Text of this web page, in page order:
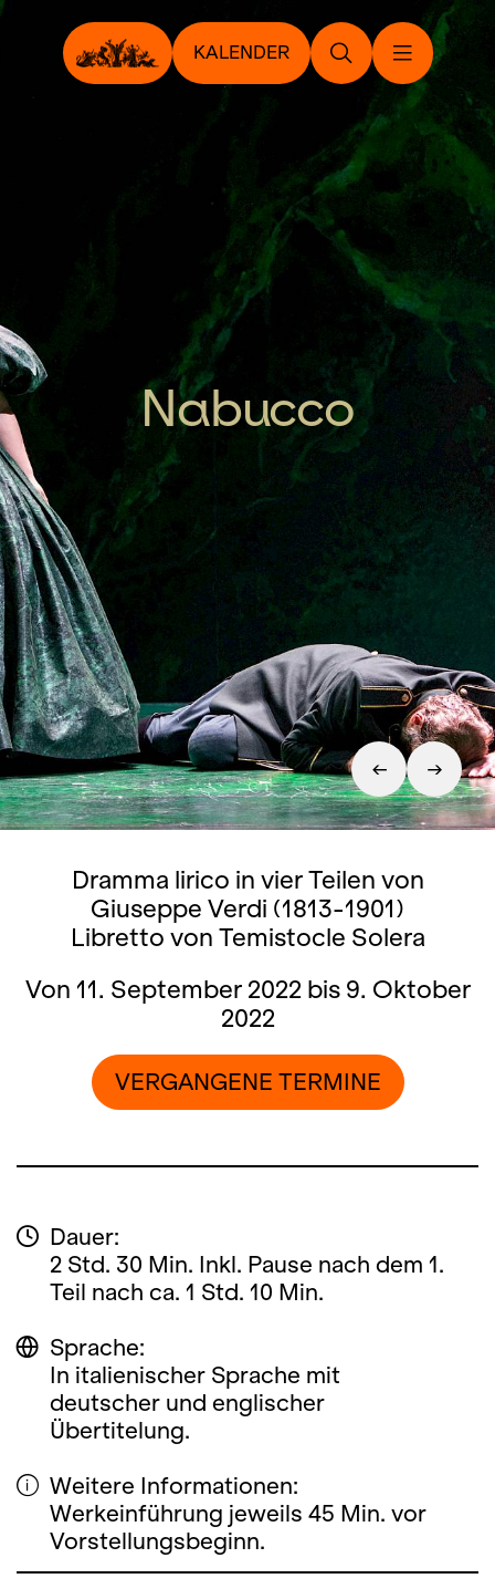
KALENDER
Nabucco
Dramma lirico in vier Teilen von
Giuseppe Verdi (1813-1901)
Libretto von Temistocle Solera
Von 11. September 2022 bis 9. Oktober
2022
VERGANGENE TERMINE
Dauer:
2 Std. 30 Min. Inkl. Pause nach dem 1.
Teil nach ca. 1 Std. 10 Min.
Sprache:
In italienischer Sprache mit
deutscher und englischer
Übertitelung.
Weitere Informationen:
Werkeinführung jeweils 45 Min. vor
Vorstellungsbeginn.